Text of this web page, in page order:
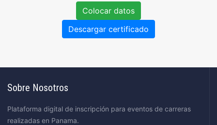
Colocar datos
Descargar certificado
Sobre Nosotros
Plataforma digital de inscripción para eventos de carreras
realizadas en Panama.